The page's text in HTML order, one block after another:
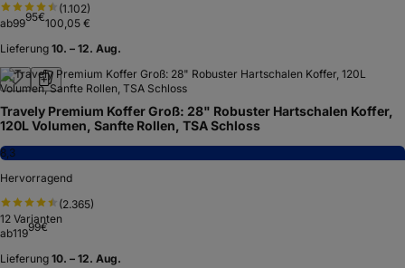
(1.102)
ab9995€100,05 €
Lieferung 10. – 12. Aug.
Travely Premium Koffer Groß: 28" Robuster Hartschalen Koffer,
120L Volumen, Sanfte Rollen, TSA Schloss
8,3
Hervorragend
(2.365)
12 Varianten
ab11999€
Lieferung 10. – 12. Aug.